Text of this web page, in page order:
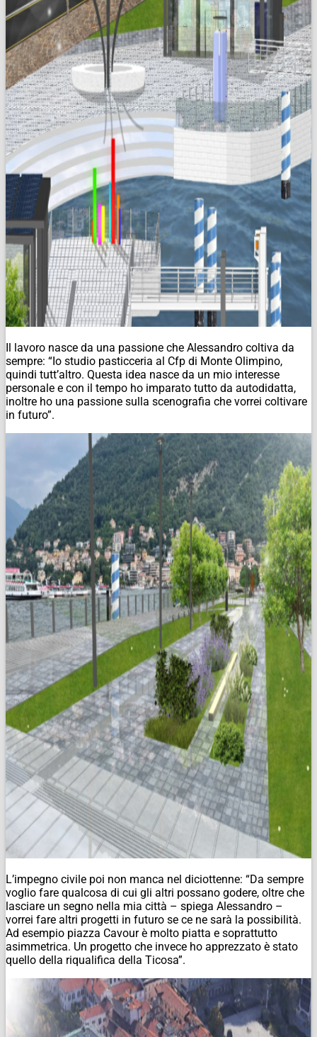
Il lavoro nasce da una passione che Alessandro coltiva da
sempre: “Io studio pasticceria al Cfp di Monte Olimpino,
quindi tutt’altro. Questa idea nasce da un mio interesse
personale e con il tempo ho imparato tutto da autodidatta,
inoltre ho una passione sulla scenografia che vorrei coltivare
in futuro”.
L’impegno civile poi non manca nel diciottenne: “Da sempre
voglio fare qualcosa di cui gli altri possano godere, oltre che
lasciare un segno nella mia città – spiega Alessandro –
vorrei fare altri progetti in futuro se ce ne sarà la possibilità.
Ad esempio piazza Cavour è molto piatta e soprattutto
asimmetrica. Un progetto che invece ho apprezzato è stato
quello della riqualifica della Ticosa”.